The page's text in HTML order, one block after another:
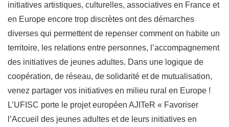
initiatives artistiques, culturelles, associatives en France et
en Europe encore trop discrètes ont des démarches
diverses qui permettent de repenser comment on habite un
territoire, les relations entre personnes, l’accompagnement
des initiatives de jeunes adultes. Dans une logique de
coopération, de réseau, de solidarité et de mutualisation,
venez partager vos initiatives en milieu rural en Europe !
L’UFISC porte le projet européen AJITeR « Favoriser
l’Accueil des jeunes adultes et de leurs initiatives en